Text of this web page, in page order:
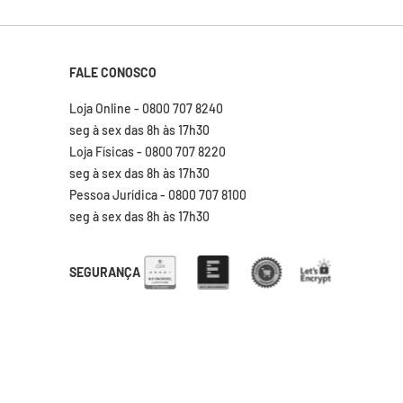
FALE CONOSCO
Loja Online - 0800 707 8240
seg à sex das 8h às 17h30
Loja Físicas - 0800 707 8220
seg à sex das 8h às 17h30
Pessoa Jurídica - 0800 707 8100
seg à sex das 8h às 17h30
SEGURANÇA